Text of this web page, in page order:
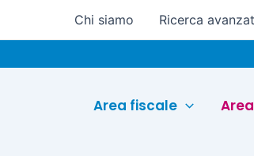
Chi siamo Ricerca
Area fiscale